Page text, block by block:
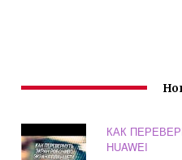
КАК
HUAWEI